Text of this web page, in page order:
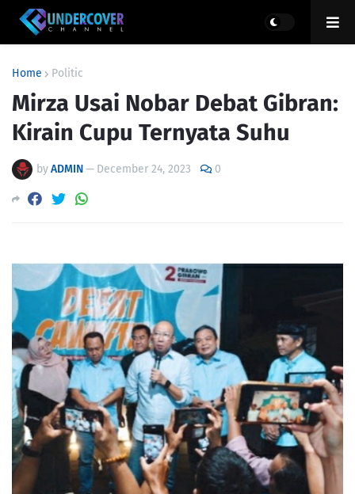
Home Politic
Mirza Usai Nobar Debat Gibran:
Kirain Cupu Ternyata Suhu
byADMIN— December 24, 2023 0